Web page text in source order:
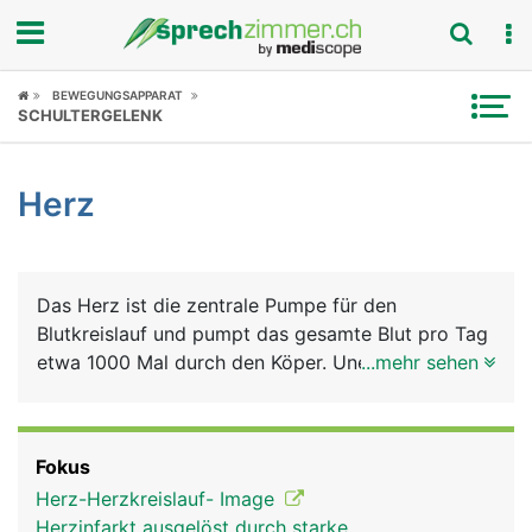
Fokus
Symptome
News
Rubriken
BEWEGUNGSAPPARAT
SCHULTERGELENK
Herz
Das Herz ist die zentrale Pumpe für den
Blutkreislauf und pumpt das gesamte Blut pro Tag
etwa 1000 Mal durch den Köper. Unermüdlich
lebensnotwendigen Sauerstoff bilden Herz und
Lunge eine funktionelle Einheit. Man kann sich das
...mehr sehen
Fokus
Herz-Herzkreislauf- Image
Herzinfarkt ausgelöst durch starke